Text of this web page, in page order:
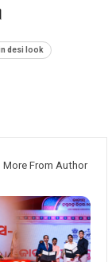
desi look
More From Author